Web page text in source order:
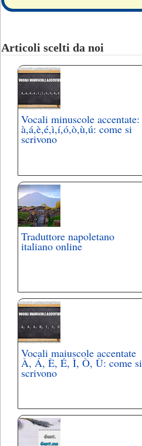
Articoli scelti da noi
Vocali minuscole accentate:
à,á,è,é,ì,í,ó,ò,ù,ú: come si
scrivono
Traduttore napoletano
italiano online
Vocali maiuscole accentate
À, Á, È, É, Ì, Ò, Ù: come si
scrivono